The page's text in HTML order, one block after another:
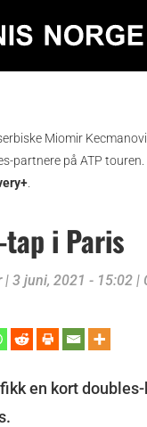
Miomir
partnere på ATP touren.
i Paris
| 3 juni, 2021 - 15:02 |
en kort